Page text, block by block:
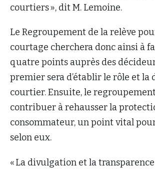
courtiers », dit M. Lemoine.
Le Regroupement de la relève
courtage cherchera donc ainsi à
quatre points auprès des
premier sera d’établir le rôle et
courtier. Ensuite, le
contribuer à rehausser la
consommateur, un point vital
selon eux.
« La divulgation et la